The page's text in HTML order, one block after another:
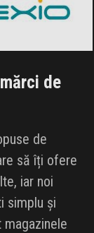
de
de
să îți ofere
iar noi
simplu și